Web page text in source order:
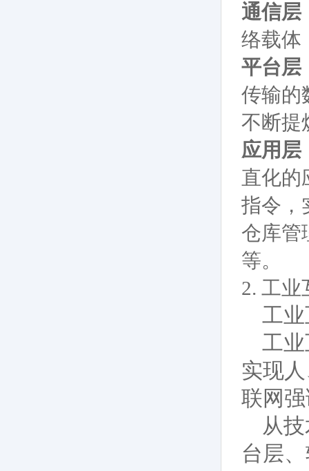
通信层
络载体
平台层
传输的
不断提
应用层
直化的
指令，
仓库管
等。
2. 工业
工
工
实现
联网
从
台层